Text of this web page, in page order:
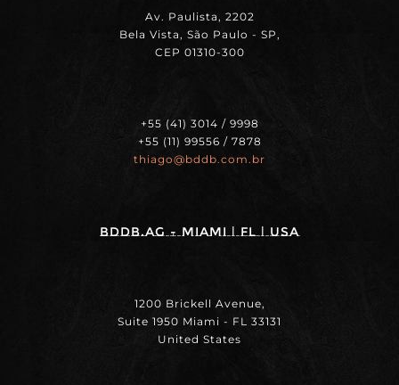
Av. Paulista, 2202
Bela Vista, São Paulo - SP,
CEP 01310-300
+55 (41) 3014 / 9998
+55 (11) 99556 / 7878
thiago@bddb.com.br
BDDB.ag - MIAMI | FL | USA
1200 Brickell Avenue,
Suite 1950 Miami - FL 33131
United States